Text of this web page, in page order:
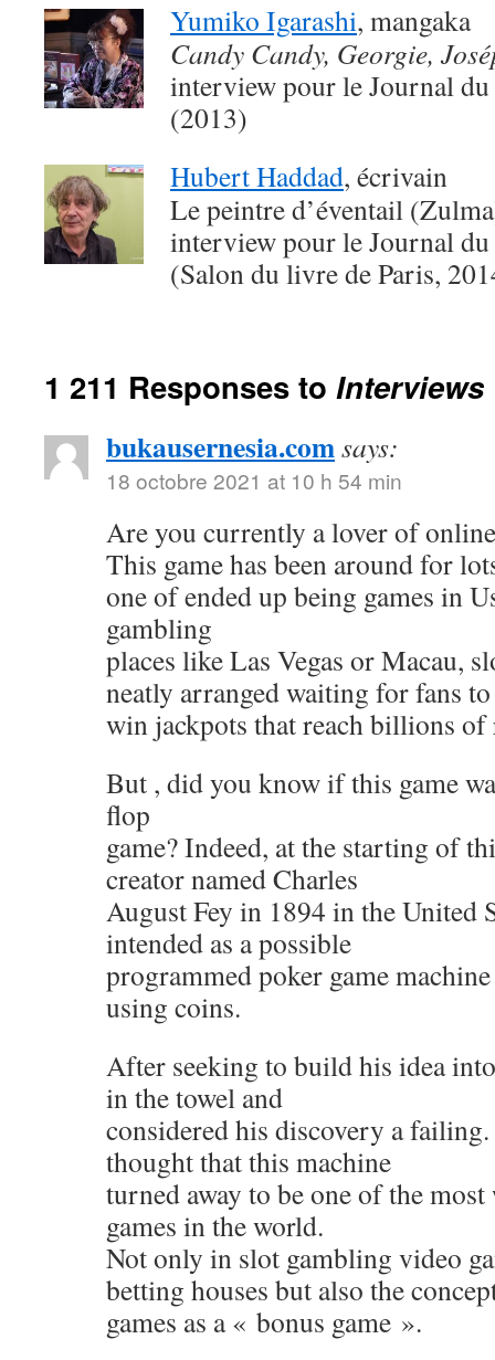
Yumiko Igarashi, mangaka
Candy Candy, Georgie,
interview pour le Journal du
(2013)
Hubert Haddad, écrivain
Le peintre d’éventail
interview pour le Journal du
(Salon du livre de Paris,
1 211 Responses to Interviews
bukausernesia.comsays:
18 octobre 2021 at 10 h 54 min
Are you currently a lover of
This game has been around for
one of ended up being games in
gambling
places like Las Vegas or Macau,
neatly arranged waiting for fans
win jackpots that reach billions of
But , did you know if this game
flop
game? Indeed, at the starting of
creator named Charles
August Fey in 1894 in the United
intended as a possible
programmed poker game
using coins.
After seeking to build his idea
in the towel and
considered his discovery a
thought that this machine
turned away to be one of the
games in the world.
Not only in slot gambling video
betting houses but also the
games as a « bonus game ».